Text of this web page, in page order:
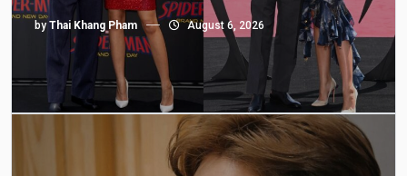
by Thai Khang Pham August 6, 2026